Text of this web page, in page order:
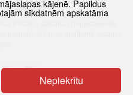
Kontakti
Pilsētas attīstības departaments.
www versiju
kājenē. Papildus
sīkdatnēm apskatāma
Nepiekrītu